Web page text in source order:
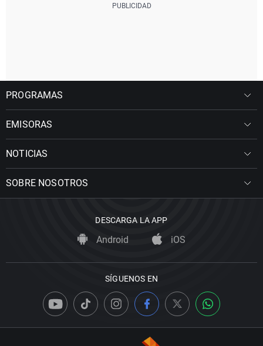
PROGRAMAS
EMISORAS
NOTICIAS
SOBRE NOSOTROS
DESCARGA LA APP
Android iOS
SÍGUENOS EN